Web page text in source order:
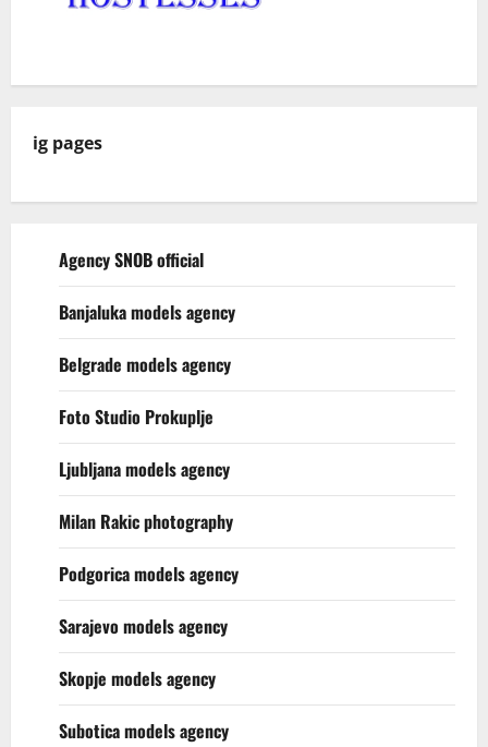
ig pages
Agency SNOB official
Banjaluka models agency
Belgrade models agency
Foto Studio Prokuplje
Ljubljana models agency
Milan Rakic photography
Podgorica models agency
Sarajevo models agency
Skopje models agency
Subotica models agency